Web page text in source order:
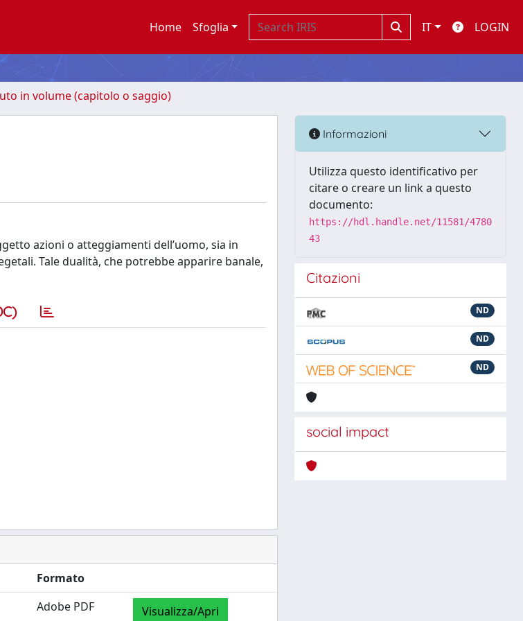
Home Sfoglia IT LOGIN
in volume (capitolo o saggio)
azioni o atteggiamenti dell’uomo, sia in
Tale dualità, che potrebbe apparire banale,
Formato
Adobe PDF Visualizza/Apri
Informazioni
Utilizza questo identificativo per
citare o creare un link a questo
documento:
https://hdl.handle.net/11581/4780
43
Citazioni
ND
ND
ND
social impact